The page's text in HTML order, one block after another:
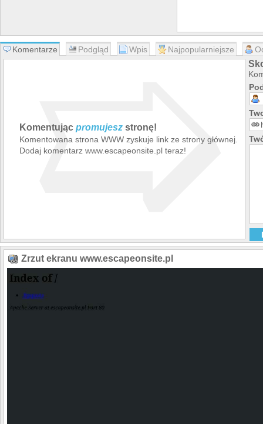
Komentarze Podgląd Wpis Najpopularniejsze
Komentując promujesz stronę!
Komentowana strona WWW zyskuje link ze strony głównej.
Dodaj komentarz www.escapeonsite.pl teraz!
➯
Zrzut ekranu www.escapeonsite.pl